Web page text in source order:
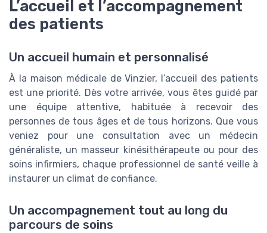
L’accueil et l’accompagnement
des patients
Un accueil humain et personnalisé
À la maison médicale de Vinzier, l’accueil des patients
est une priorité. Dès votre arrivée, vous êtes guidé par
une équipe attentive, habituée à recevoir des
personnes de tous âges et de tous horizons. Que vous
veniez pour une consultation avec un médecin
généraliste, un masseur kinésithérapeute ou pour des
soins infirmiers, chaque professionnel de santé veille à
instaurer un climat de confiance.
Un accompagnement tout au long du
parcours de soins